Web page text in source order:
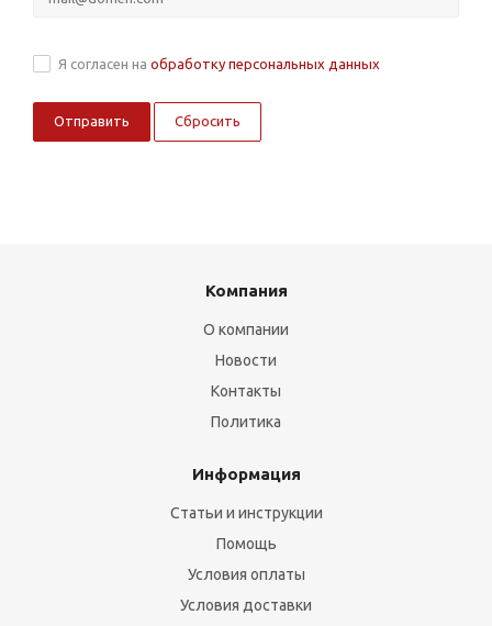
Я согласен на обработку персональных данных
Сбросить
Компания
О компании
Новости
Контакты
Политика
Информация
Статьи и инструкции
Помощь
Условия оплаты
Условия доставки